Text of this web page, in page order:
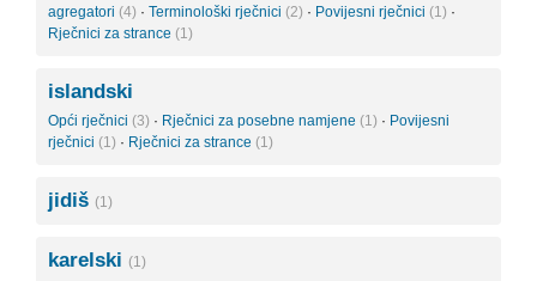
agregatori (4) · Terminološki rječnici (2) · Povijesni rječnici (1) ·
Rječnici za strance (1)
islandski
Opći rječnici (3) · Rječnici za posebne namjene (1) · Povijesni
rječnici (1) · Rječnici za strance (1)
jidiš (1)
karelski (1)